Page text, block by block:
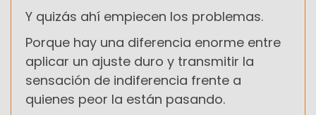
Y quizás ahí empiecen los problemas.
Porque hay una diferencia enorme entre
aplicar un ajuste duro y transmitir la
sensación de indiferencia frente a
quienes peor la están pasando.